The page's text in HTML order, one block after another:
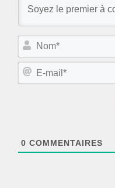
0 COMMENTAIRES